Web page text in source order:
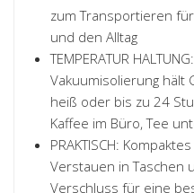
zum Transportieren
und den Alltag
TEMPERATUR
Vakuumisolierung hält
heiß oder bis zu 24
Kaffee im Büro, Tee
PRAKTISCH:
Verstauen in Taschen
Verschluss für eine